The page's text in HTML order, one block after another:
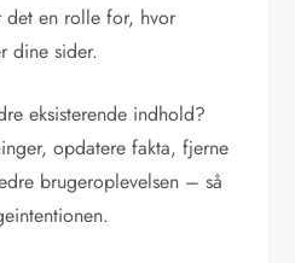
en rolle for, hvor
dine sider.
eksisterende indhold?
opdatere fakta, fjerne
brugeroplevelsen – så